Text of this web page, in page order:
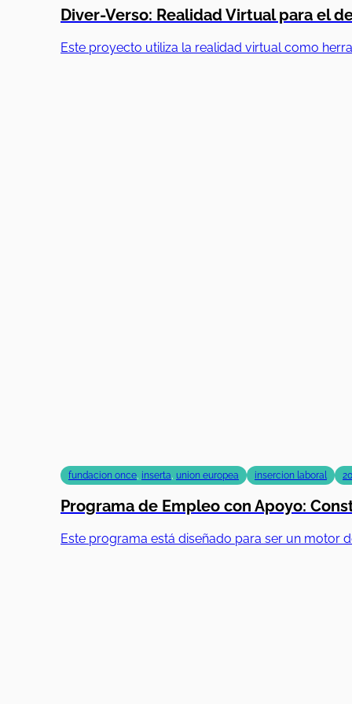
Diver-Verso: Realidad Virtual para el
Este proyecto utiliza la realidad virtual como
fundacion once, inserta, union europea insercion laboral
Programa de Empleo con Apoyo:
Este programa está diseñado para ser un motor